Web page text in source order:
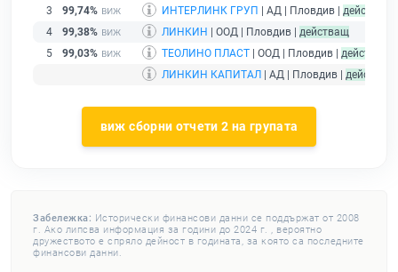
3
99,74% ИНТЕРЛИНК ГРУП | АД | Пловдив | действащ
4
99,38% ЛИНКИН | ООД | Пловдив | действащ
5
99,03% ТЕОЛИНО ПЛАСТ | ООД | Пловдив | действащ
ЛИНКИН КАПИТАЛ | АД | Пловдив | действащ
виж сборни отчети 2 на групата
Забележка: Исторически финансови данни се поддържат от 2008
г. Ако липсва информация за години до 2024 г. , вероятно
дружеството е спряло дейност в годината, за която са последните
финансови данни.